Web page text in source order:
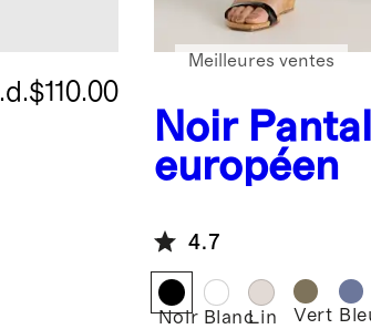
$110.00
Noir
européen
Meilleures ventes
4.7
Noir BlancLin
Vert